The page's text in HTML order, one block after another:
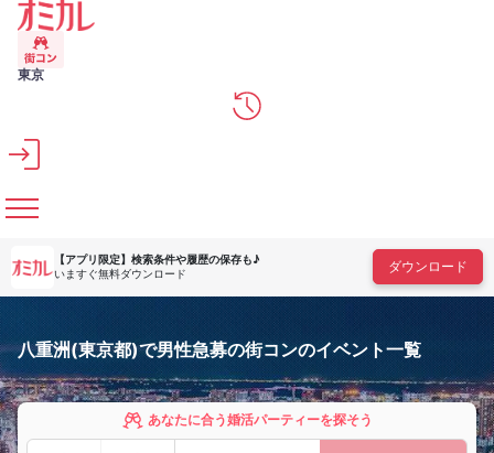
メインコンテンツへスキップ
東京
【アプリ限定】 検索条件や履歴の保存も♪
いますぐ無料ダウンロード
ダウンロード
八重洲(東京都)で男性急募の街コンのイベント一覧
あなたに合う婚活パーティーを探そう